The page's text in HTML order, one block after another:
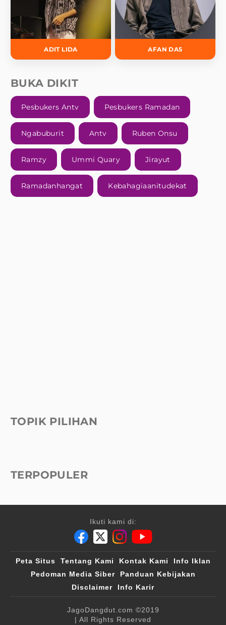
ADIT LIDA AFAN DA5
BUKA DIKIT
Pesbukers Antv Pesbukers Ramadan
Ngabuburit Antv Ruben Onsu
Ramzy Ummi Quary Jirayut
Ramadanhangat Kebahagiaanitudekat
TOPIK PILIHAN
TERPOPULER
Ikuti kami di:
Peta Situs Tentang Kami Kontak Kami
Info Iklan
Pedoman Media Siber
Panduan Kebijakan
Disclaimer
Info Karir
JagoDangdut.com ©2019
| All Rights Reserved